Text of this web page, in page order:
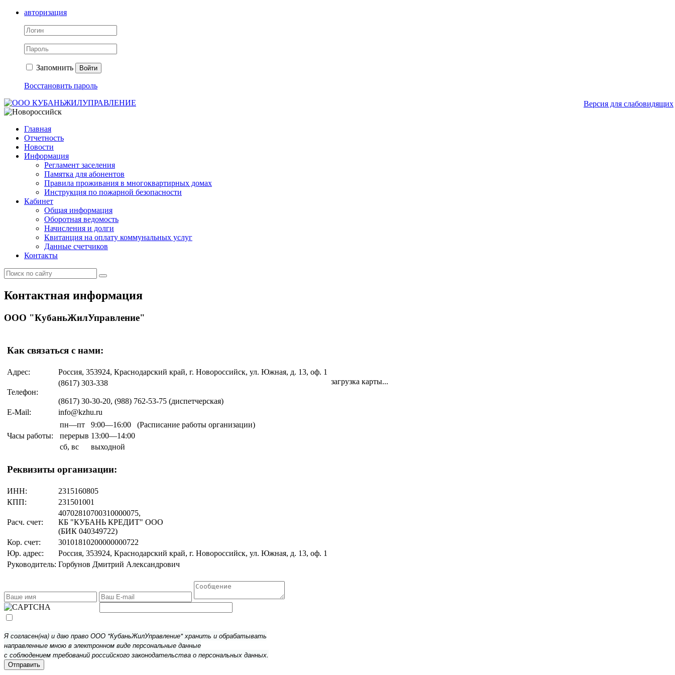
авторизация
Запомнить Войти
Восстановить пароль
Версия для слабовидящих
Главная
Отчетность
Новости
Информация
Регламент заселения
Памятка для абонентов
Правила проживания в многоквартирных домах
Инструкция по пожарной безопасности
Кабинет
Общая информация
Оборотная ведомость
Начисления и долги
Квитанция на оплату коммунальных услуг
Данные счетчиков
Контакты
Контактная информация
ООО "КубаньЖилУправление"
Как связаться с нами:
Адрес: Россия, 353924, Краснодарский край, г. Новороссийск, ул. Южная, д. 13, оф. 1
Телефон:
(8617) 303-338
(8617) 30-30-20, (988) 762-53-75 (диспетчерская)
E-Mail:
info@kzhu.ru
Часы работы:
пн—пт 9:00—16:00
(Расписание работы организации)
перерыв 13:00—14:00
сб, вс выходной
Реквизиты организации:
ИНН:
2315160805
КПП:
231501001
Расч. счет:
40702810700310000075,
КБ "КУБАНЬ КРЕДИТ" ООО
(БИК 040349722)
Кор. счет:
30101810200000000722
Юр. адрес:
Россия, 353924, Краснодарский край, г. Новороссийск, ул. Южная, д. 13, оф. 1
Руководитель: Горбунов Дмитрий Александрович
загрузка карты...
Я согласен(на) и даю право ООО "КубаньЖилУправление" хранить и обрабатывать
направленные мною в электронном виде персональные данные
с соблюдением требований российского законодательства о персональных данных.
Отправить